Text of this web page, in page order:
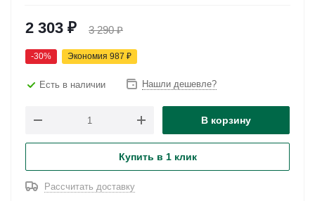
2 303 ₽ 3 290₽
-30% Экономия 987 ₽
Есть в наличии Нашли дешевле?
В корзину
Купить в 1 клик
Рассчитать доставку